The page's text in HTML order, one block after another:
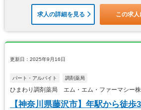
求人の詳細を見る この求
更新日：2025年9月16日
パート・アルバイト 調剤薬局
ひまわり調剤薬局 エム・エム・ファーマシー
【神奈川県藤沢市】年駅から徒